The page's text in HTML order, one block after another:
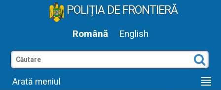
POLIȚIA DE FRONTIERĂ
Română English
Arată meniul